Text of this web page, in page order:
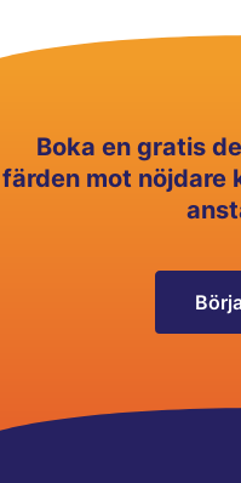
Boka en gratis
färden mot nöjdare